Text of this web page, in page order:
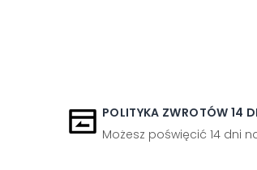
POLITYKA ZWROTÓW 14
Możesz poświęcić 14 dni